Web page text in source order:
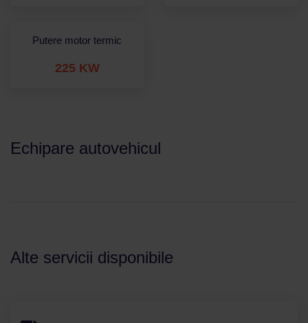
Putere motor termic
225 KW
Echipare autovehicul
Alte servicii disponibile